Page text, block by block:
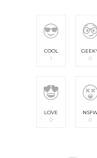
COOL
1
0
LOVE
0
0